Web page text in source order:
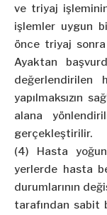
ve triyaj
işlemler uygun
önce triyaj
Ayaktan
yapılmaksızın
alana
gerçekleştirilir.
(4) Hasta
yerlerde hasta
durumlarının
tarafından sabit